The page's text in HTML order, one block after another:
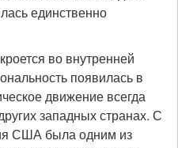
единственно
во внутренней
появилась в
движение всегда
западных странах. С
США была одним из